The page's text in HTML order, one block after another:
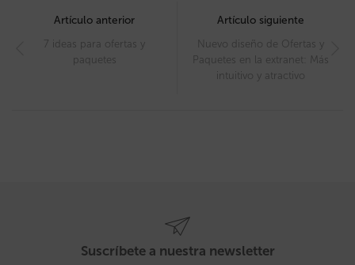
navigation
Artículo anterior
7 ideas para ofertas y
paquetes
Artículo siguiente
Nuevo diseño de Ofertas y
Paquetes en la extranet: Más
intuitivo y atractivo
Suscríbete a nuestra newsletter